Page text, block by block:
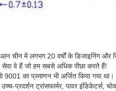
चीन में लगभग 20 वर्षों के डिजाइनिंग और
वे हैं जो हम सबसे अधिक पीछा करते हैं!
का प्रमाणन भी अर्जित किया गया था।
प्रदर्शन ट्रांसफार्मर, पावर इंडिकेटर्स,